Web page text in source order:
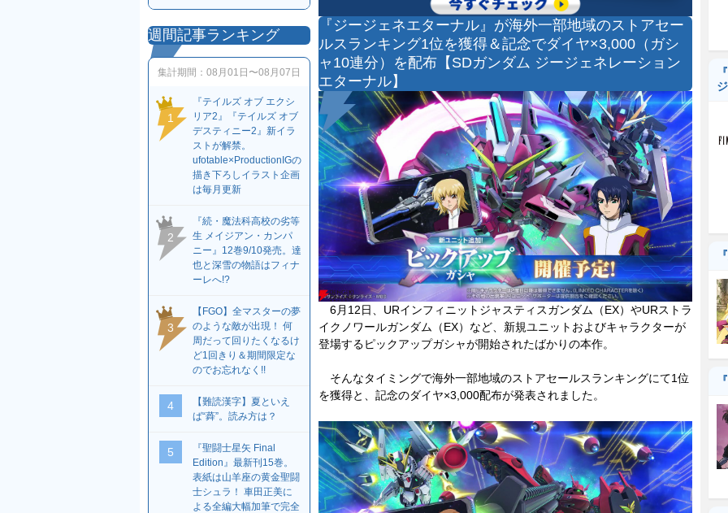
『ジージェネエターナル』が海外一部地域のストアセー
ルスランキング1位を獲得＆記念でダイヤ×3,000（ガシ
ャ10連分）を配布【SDガンダム ジージェネレーション
エターナル】
6月12日、URインフィニットジャスティスガンダム（EX）やURストラ
イクノワールガンダム（EX）など、新規ユニットおよびキャラクターが
登場するピックアップガシャが開始されたばかりの本作。
そんなタイミングで海外一部地域のストアセールスランキングにて1位
を獲得と、記念のダイヤ×3,000配布が発表されました。
週間記事ランキング
集計期間： 08月01日〜08月07日
1
『テイルズ オブ エクシ
リア2』『テイルズ オブ
デスティニー2』新イラ
ストが解禁。
ufotable×ProductionIGの
描き下ろしイラスト企画
は毎月更新
2
『続・魔法科高校の劣等
生 メイジアン・カンパ
ニー』12巻9/10発売。達
也と深雪の物語はフィナ
ーレへ!?
3
【FGO】全マスターの夢
のような敵が出現！ 何
周だって回りたくなるけ
ど1回きり＆期間限定な
のでお忘れなく!!
4
【難読漢字】夏といえ
ば“蕣”。読み方は？
5
『聖闘士星矢 Final
Edition』最新刊15巻。
表紙は山羊座の黄金聖闘
士シュラ！ 車田正美に
よる全編大幅加筆で完全
ジ